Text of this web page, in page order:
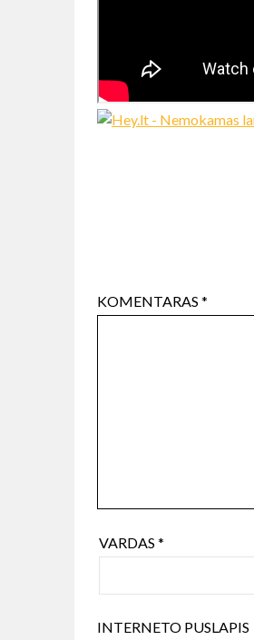
KOMENTARAS *
VARDAS*
INTERNETO PUSLAPIS